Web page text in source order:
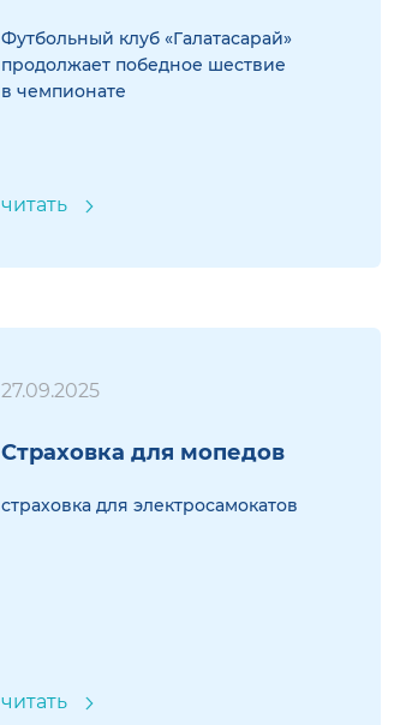
Футбольный клуб «Галатасарай»
продолжает победное шествие
в чемпионате
читать
27.09.2025
Страховка для мопедов
страховка для электросамокатов
читать